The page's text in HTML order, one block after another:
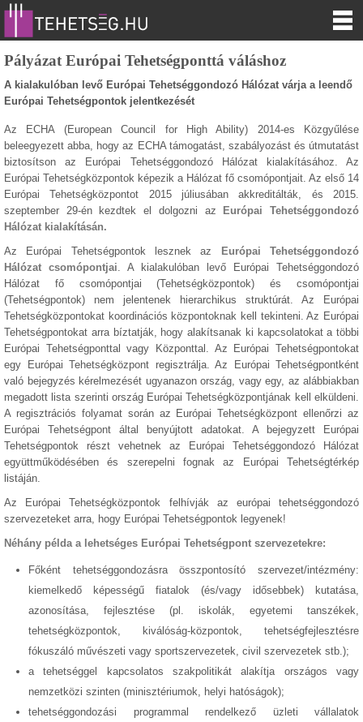
Pályázat Európai Tehetségponttá váláshoz
A kialakulóban levő Európai Tehetséggondozó Hálózat várja a leendő
Európai Tehetségpontok jelentkezését
Az ECHA (European Council for High Ability) 2014-es Közgyűlése
beleegyezett abba, hogy az ECHA támogatást, szabályozást és útmutatást
biztosítson az Európai Tehetséggondozó Hálózat kialakításához. Az
Európai Tehetségközpontok képezik a Hálózat fő csomópontjait. Az első 14
Európai Tehetségközpontot 2015 júliusában akkreditálták, és 2015.
szeptember 29-én kezdtek el dolgozni az
Európai Tehetséggondozó
Hálózat kialakításán.
Az Európai Tehetségpontok lesznek az
Európai Tehetséggondozó
Hálózat csomópontjai. A kialakulóban levő Európai Tehetséggondozó
Hálózat fő csomópontjai (Tehetségközpontok) és csomópontjai
(Tehetségpontok) nem jelentenek hierarchikus struktúrát. Az Európai
Tehetségközpontokat koordinációs központoknak kell tekinteni. Az Európai
Tehetségpontokat arra bíztatják, hogy alakítsanak ki kapcsolatokat a többi
Európai Tehetségponttal vagy Központtal. Az Európai Tehetségpontokat
egy Európai Tehetségközpont regisztrálja. Az Európai Tehetségpontként
való bejegyzés kérelmezését ugyanazon ország, vagy egy, az alábbiakban
megadott lista szerinti ország Európai Tehetségközpontjának kell elküldeni.
A regisztrációs folyamat során az Európai Tehetségközpont ellenőrzi az
Európai Tehetségpont által benyújtott adatokat. A bejegyzett Európai
Tehetségpontok részt vehetnek az Európai Tehetséggondozó Hálózat
együttműködésében és szerepelni fognak az Európai Tehetségtérkép
listáján.
Az Európai Tehetségközpontok felhívják az európai tehetséggondozó
szervezeteket arra, hogy Európai Tehetségpontok legyenek!
Néhány példa a lehetséges Európai Tehetségpont szervezetekre:
Főként tehetséggondozásra összpontosító szervezet/intézmény:
kiemelkedő képességű fiatalok (és/vagy idősebbek) kutatása,
azonosítása, fejlesztése (pl. iskolák, egyetemi tanszékek,
tehetségközpontok, kiválóság-központok, tehetségfejlesztésre
fókuszáló művészeti vagy sportszervezetek, civil szervezetek stb.);
a tehetséggel kapcsolatos szakpolitikát alakítja országos vagy
nemzetközi szinten (minisztériumok, helyi hatóságok);
tehetséggondozási programmal rendelkező üzleti vállalatok